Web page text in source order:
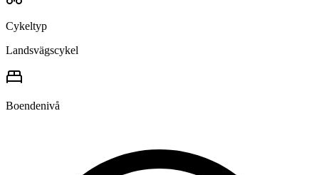
Cykeltyp
Landsvägscykel
Boendenivå